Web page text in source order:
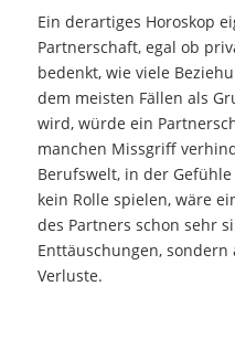
Ein derartiges Horoskop
Partnerschaft, egal ob
bedenkt, wie viele
dem meisten Fällen als
wird, würde ein
manchen Missgriff
Berufswelt, in der
kein Rolle spielen, wäre
des Partners schon sehr
Enttäuschungen,
Verluste.